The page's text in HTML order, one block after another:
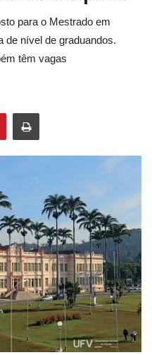
DIA
para o Mestrado em
de nível de graduandos.
têm vagas